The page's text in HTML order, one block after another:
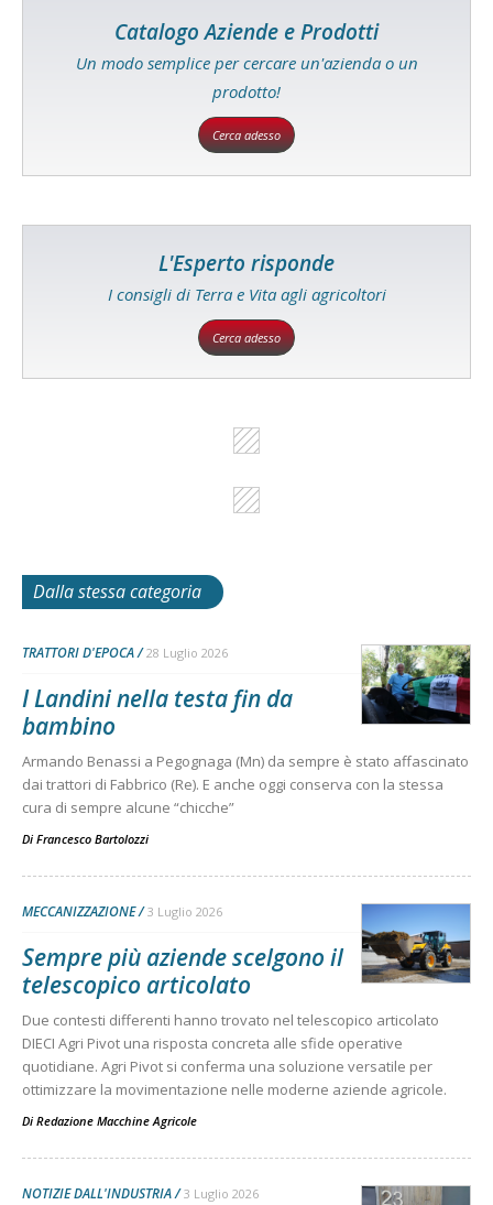
Catalogo Aziende e Prodotti
Un modo semplice per cercare un'azienda o un
prodotto!
Cerca adesso
L'Esperto risponde
I consigli di Terra e Vita agli agricoltori
Cerca adesso
Dalla stessa categoria
TRATTORI D'EPOCA 28 Luglio 2026
I Landini nella testa fin da
bambino
Armando Benassi a Pegognaga (Mn) da sempre è stato affascinato
dai trattori di Fabbrico (Re). E anche oggi conserva con la stessa
cura di sempre alcune “chicche”
Di Francesco Bartolozzi
MECCANIZZAZIONE 3 Luglio 2026
Sempre più aziende scelgono il
telescopico articolato
Due contesti differenti hanno trovato nel telescopico articolato
DIECI Agri Pivot una risposta concreta alle sfide operative
quotidiane. Agri Pivot si conferma una soluzione versatile per
ottimizzare la movimentazione nelle moderne aziende agricole.
Di Redazione Macchine Agricole
NOTIZIE DALL'INDUSTRIA 3 Luglio 2026